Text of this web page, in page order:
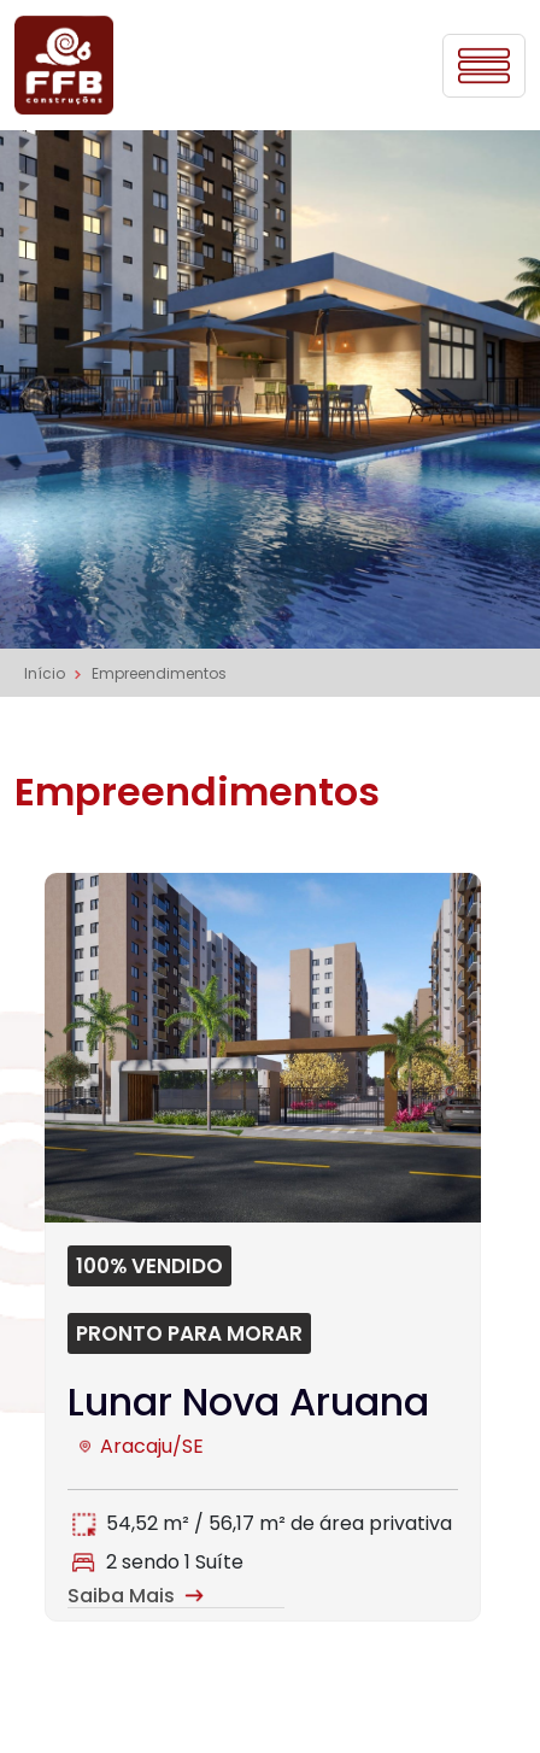
Início Empreendimentos
Empreendimentos
100% VENDIDO
PRONTO PARA MORAR
Lunar Nova Aruana
Aracaju/SE
54,52 m² / 56,17 m² de área privativa
2 sendo 1 Suíte
Saiba Mais